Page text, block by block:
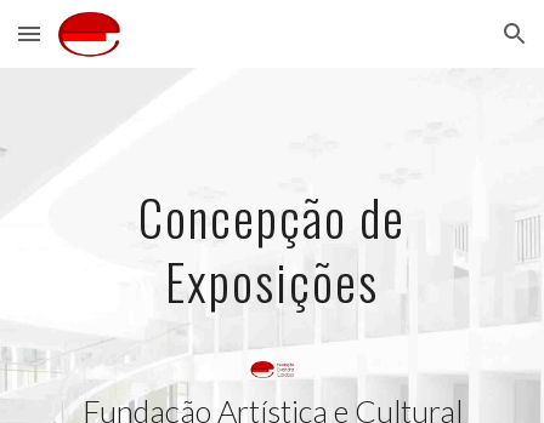
Skip to main content Skip to navigation
Concepção de
Exposições
Fundação Artística e Cultural